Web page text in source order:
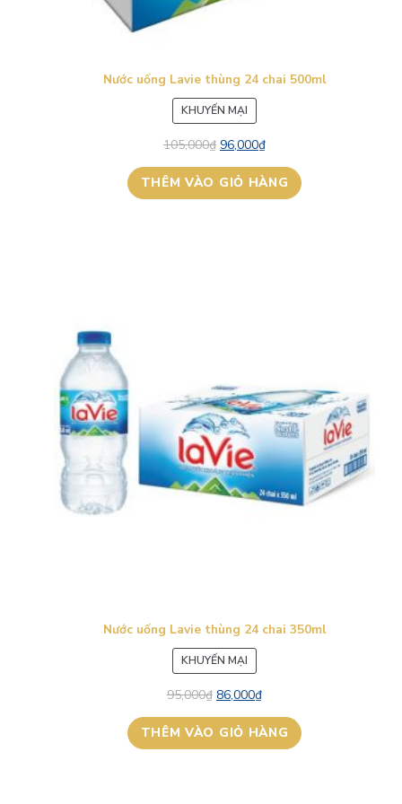
Nước uống Lavie thùng 24 chai 500ml
KHUYẾN MẠI
PHẨM
ĐANG
GIẢM
GIÁ
105,000₫ 96,000₫
THÊM VÀO GIỎ HÀNG
Nước uống Lavie thùng 24 chai 350ml
KHUYẾN MẠI
PHẨM
ĐANG
GIẢM
GIÁ
95,000₫ 86,000₫
THÊM VÀO GIỎ HÀNG